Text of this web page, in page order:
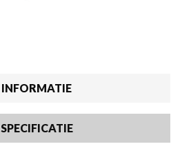
INFORMATIE
SPECIFICATIE